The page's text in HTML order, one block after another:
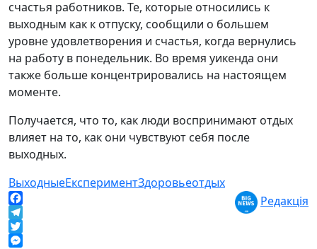
счастья работников. Те, которые относились к
выходным как к отпуску, сообщили о большем
уровне удовлетворения и счастья, когда вернулись
на работу в понедельник. Во время уикенда они
также больше концентрировались на настоящем
моменте.
Получается, что то, как люди воспринимают отдых
влияет на то, как они чувствуют себя после
выходных.
ВыходныеЕкспериментЗдоровьеотдых
Facebook
Telegram
Twitter
Редакція